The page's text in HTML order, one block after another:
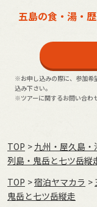
五島の食・湯・
※お申し込みの際に、参加希
込み下さい。
※ツアーに関するお問い合わ
TOP 九州・屋久島・
列島・鬼岳と七ツ岳縦
TOP
宿泊ヤマカラ
鬼岳と七ツ岳縦走